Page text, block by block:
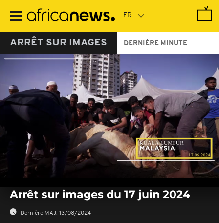
contenu
ARRÊT SUR IMAGES DERNIÈRE MINUTE
seconds
seconds
Arrêt sur images du 17 juin 2024
Dernière MAJ: 13/08/2024